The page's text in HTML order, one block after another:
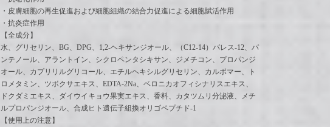
・皮膚細胞の再生促進および細胞組織の結合力促進による細胞賦活作用
・抗炎症作用
【全成分】
水、グリセリン、BG、DPG、1,2‐ヘキサンジオール、（C12-14）パレス‐12、パ
ンテノール、アラントイン、シクロペンタシキサン、ジメチコン、プロパンジ
オール、カプリリルグリコール、エチルヘキシルグリセリン、カルボマー、ト
ロメタミン、ツボクサエキス、EDTA-2Na、ベロニカオフィシナリスエキス、
ドクダミエキス、ダイウイキョウ果実エキス、香料、カタツムリ分泌液、メチ
ルプロパンジオール、合成ヒト遺伝子組換オリゴペプチド‐1
【使用上の注意】